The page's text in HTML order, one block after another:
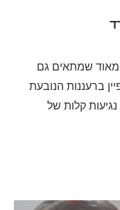
מאוד שמתאים גם
ברעננות הנובעת
קלות של